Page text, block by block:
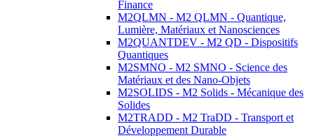
Finance
M2QLMN - M2 QLMN - Quantique,
Lumière, Matériaux et Nanosciences
M2QUANTDEV - M2 QD - Dispositifs
Quantiques
M2SMNO - M2 SMNO - Science des
Matériaux et des Nano-Objets
M2SOLIDS - M2 Solids - Mécanique des
Solides
M2TRADD - M2 TraDD - Transport et
Développement Durable